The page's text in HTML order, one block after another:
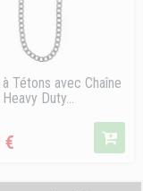
Tétons avec Chaîne
Duty...
€